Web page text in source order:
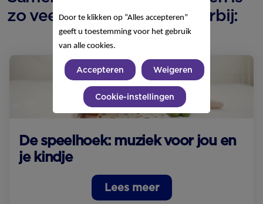
zo veel fijner met muziek erbij:
De speelhoek: muziek voor jou en
je kindje
Lees meer
Door te klikken op “Alles accepteren”
geeft u toestemming voor het gebruik
van alle cookies.
Accepteren Weigeren
Cookie-instellingen